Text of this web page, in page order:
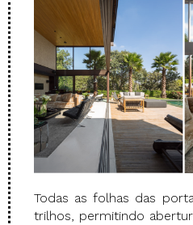
Todas as folhas das
trilhos, permitindo